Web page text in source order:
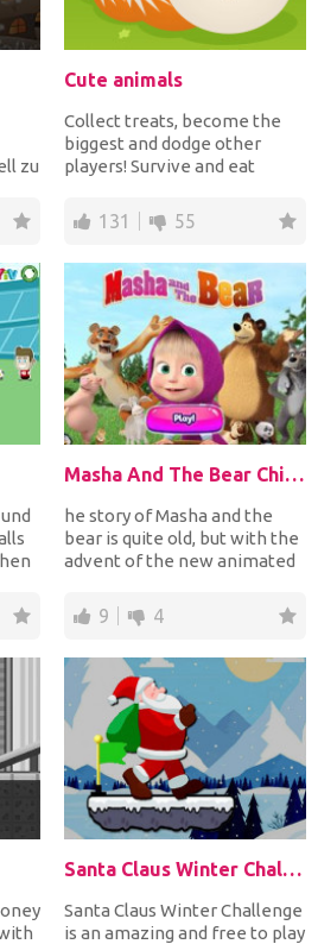
zu
Cute animals
Collect treats, become the
biggest and dodge other
players! Survive and eat
131 55
Masha And The Bear Child Games
he story of Masha and the
bear is quite old, but with the
advent of the new animated
9 4
Santa Claus Winter Challenge
Santa Claus Winter Challenge
is an amazing and free to play